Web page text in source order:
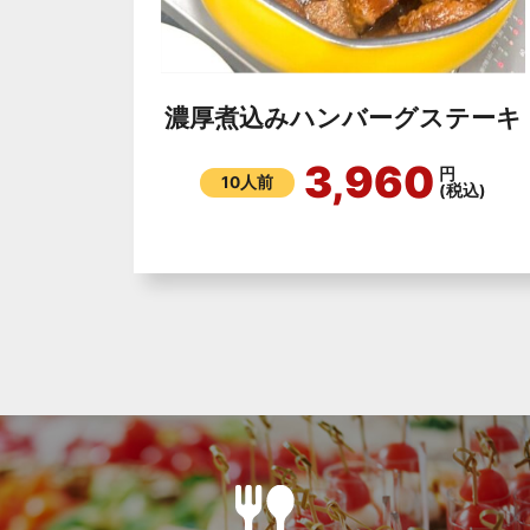
濃厚煮込みハンバーグステーキ
10人前 3,960 円
(税込)